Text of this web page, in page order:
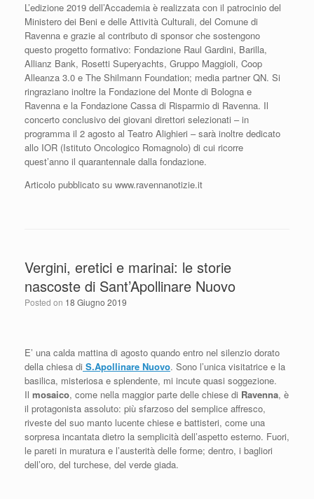
L’edizione 2019 dell’Accademia è realizzata con il patrocinio del
Ministero dei Beni e delle Attività Culturali, del Comune di
Ravenna e grazie al contributo di sponsor che sostengono
questo progetto formativo: Fondazione Raul Gardini, Barilla,
Allianz Bank, Rosetti Superyachts, Gruppo Maggioli, Coop
Alleanza 3.0 e The Shilmann Foundation; media partner QN. Si
ringraziano inoltre la Fondazione del Monte di Bologna e
Ravenna e la Fondazione Cassa di Risparmio di Ravenna. Il
concerto conclusivo dei giovani direttori selezionati – in
programma il 2 agosto al Teatro Alighieri – sarà inoltre dedicato
allo IOR (Istituto Oncologico Romagnolo) di cui ricorre
quest’anno il quarantennale dalla fondazione.
Articolo pubblicato su www.ravennanotizie.it
Vergini, eretici e marinai: le storie
nascoste di Sant’Apollinare Nuovo
Posted on 18 Giugno 2019
E’ una calda mattina di agosto quando entro nel silenzio dorato
della chiesa di S.Apollinare Nuovo. Sono l’unica visitatrice e la
basilica, misteriosa e splendente, mi incute quasi soggezione.
Il mosaico, come nella maggior parte delle chiese di Ravenna, è
il protagonista assoluto: più sfarzoso del semplice affresco,
riveste del suo manto lucente chiese e battisteri, come una
sorpresa incantata dietro la semplicità dell’aspetto esterno. Fuori,
le pareti in muratura e l’austerità delle forme; dentro, i bagliori
dell’oro, del turchese, del verde giada.